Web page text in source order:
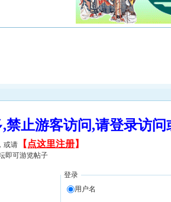
,禁止游客访问,请登录访
或请 【 点这里注册】
即可游览帖子
登录
用户名